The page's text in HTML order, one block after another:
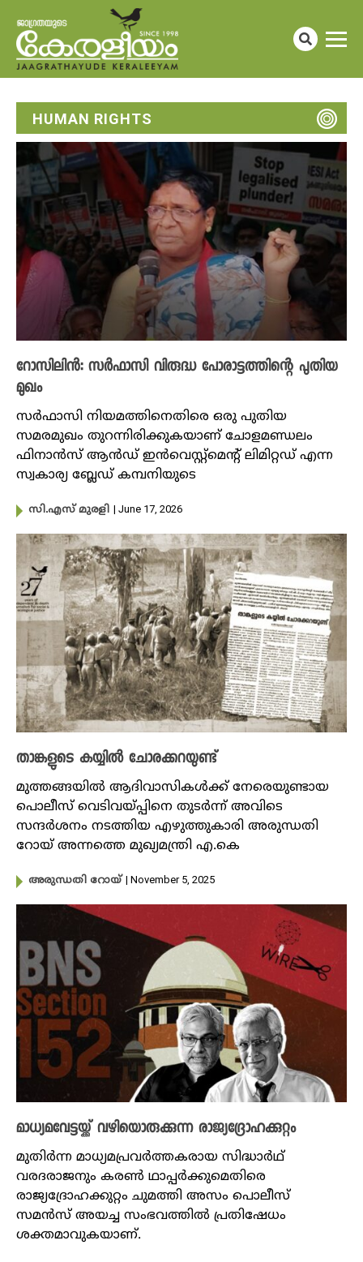
HUMAN RIGHTS
റോസിലിന്‍: സര്‍ഫാസി വിരുദ്ധ പോരാട്ടത്തിന്റെ പുതിയ
മുഖം
സര്‍ഫാസി നിയമത്തിനെതിരെ ഒരു പുതിയ
സമരമുഖം തുറന്നിരിക്കുകയാണ് ചോളമണ്ഡലം
ഫിനാന്‍സ് ആന്‍ഡ് ഇന്‍വെസ്റ്റ്‌മെന്റ് ലിമിറ്റഡ് എന്ന
സ്വകാര്യ ബ്ലേഡ് കമ്പനിയുടെ
സി.എസ് മുരളി | June 17, 2026
താങ്കളുടെ കയ്യിൽ ചോരക്കറയുണ്ട്
മുത്തങ്ങയിൽ ആദിവാസികൾക്ക് നേരെയുണ്ടായ
പൊലീസ് വെടിവയ്പ്പിനെ തുടർന്ന് അവിടെ
സന്ദർശനം നടത്തിയ എഴുത്തുകാരി അരുന്ധതി
റോയ് അന്നത്തെ മുഖ്യമന്ത്രി എ.കെ
അരുന്ധതി റോയ് | November 5, 2025
മാധ്യമവേട്ടയ്ക്ക് വഴിയൊരുക്കുന്ന രാജ്യദ്രോഹക്കുറ്റം
മുതിർന്ന മാധ്യമപ്രവർത്തകരായ സിദ്ധാർഥ്‌
വരദരാജനും കരൺ ഥാപ്പർക്കുമെതിരെ
രാജ്യദ്രോഹക്കുറ്റം ചുമത്തി അസം പൊലീസ്
സമൻസ് അയച്ച സംഭവത്തിൽ പ്രതിഷേധം
ശക്തമാവുകയാണ്.